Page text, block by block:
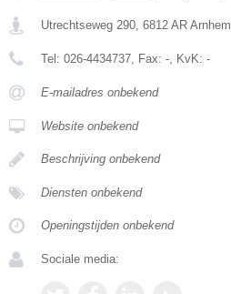
Utrechtseweg 290 6812 AR Arnhem
Tel: 026-4434737 , Fax: - , KvK: -
E-mailadres onbekend
Website onbekend
Beschrijving onbekend
Diensten onbekend
Openingstijden onbekend
Sociale media: